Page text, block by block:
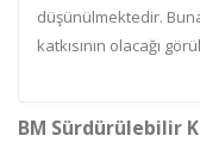
düşünülmektedir.
katkısının olacağı
BM Sürdürülebilir